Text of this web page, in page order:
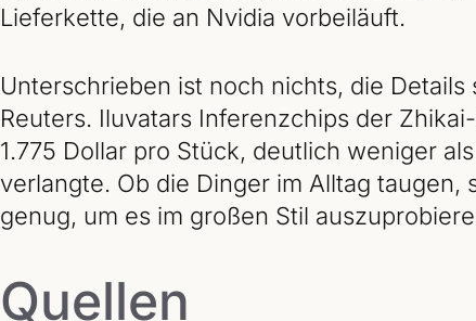
Lieferkette, die an Nvidia vorbeiläuft.
Unterschrieben ist noch nichts, die
Reuters. Iluvatars Inferenzchips der
1.775 Dollar pro Stück, deutlich weniger
verlangte. Ob die Dinger im Alltag taugen,
genug, um es im großen Stil
Quellen